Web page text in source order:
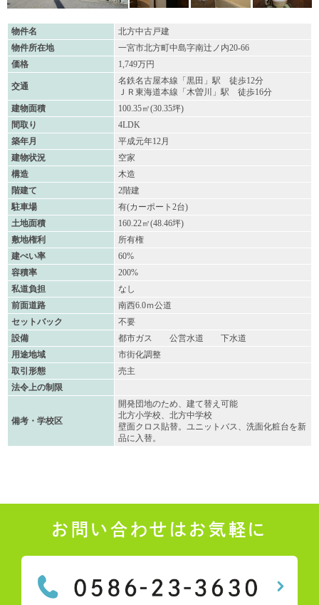
物件名
北方中古戸建
物件所在地
一宮市北方町中島字南辻ノ内20-66
価格
1,749万円
交通
名鉄名古屋本線「黒田」駅 徒歩12分
ＪＲ東海道本線「木曽川」駅 徒歩16分
建物面積
100.35㎡(30.35坪)
間取り
4LDK
築年月
平成元年12月
建物状況
空家
構造
木造
階建て
2階建
駐車場
有(カーポート2台)
土地面積
160.22㎡(48.46坪)
敷地権利
所有権
建ぺい率
60%
容積率
200%
私道負担
なし
前面道路
南西6.0ｍ公道
セットバック
不要
設備
都市ガス 公営水道 下水道
用途地域
市街化調整
取引形態
売主
法令上の制限
備考・学校区
開発団地のため、建て替え可能
北方小学校、北方中学校
壁面クロス貼替。ユニットバス、洗面化粧台を新
品に入替。
お問い合わせはお気軽に